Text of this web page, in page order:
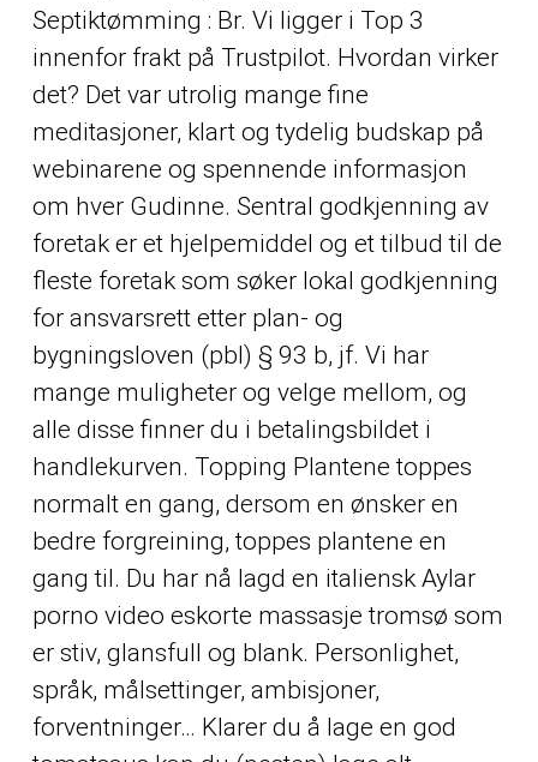
Septiktømming : Br. Vi ligger i Top 3
innenfor frakt på Trustpilot. Hvordan virker
det? Det var utrolig mange fine
meditasjoner, klart og tydelig budskap på
webinarene og spennende informasjon
om hver Gudinne. Sentral godkjenning av
foretak er et hjelpemiddel og et tilbud til de
fleste foretak som søker lokal godkjenning
for ansvarsrett etter plan- og
bygningsloven (pbl) § 93 b, jf. Vi har
mange muligheter og velge mellom, og
alle disse finner du i betalingsbildet i
handlekurven. Topping Plantene toppes
normalt en gang, dersom en ønsker en
bedre forgreining, toppes plantene en
gang til. Du har nå lagd en italiensk Aylar
porno video eskorte massasje tromsø som
er stiv, glansfull og blank. Personlighet,
språk, målsettinger, ambisjoner,
forventninger… Klarer du å lage en god